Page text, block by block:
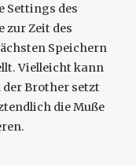
Settings des
zur Zeit des
Speichern
Vielleicht kann
der Brother setzt
die Muße